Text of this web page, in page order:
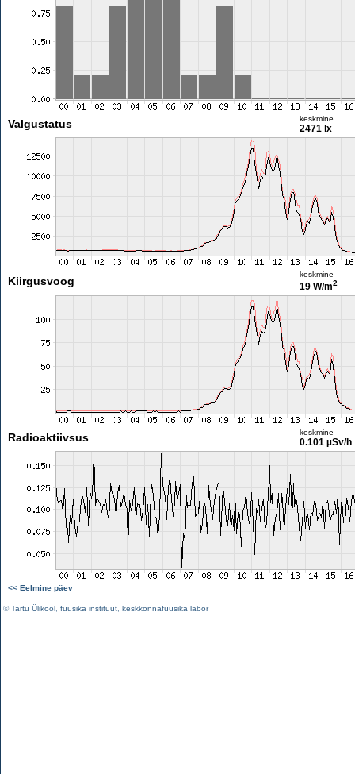
Valgustatus keskmine
2471 lx
Kiirgusvoog
keskmine
19 W/m2
Radioaktiivsus keskmine
0.101 µSv/h
<< Eelmine päev
©Tartu Ülikool füüsika instituut keskkonnafüüsika labor